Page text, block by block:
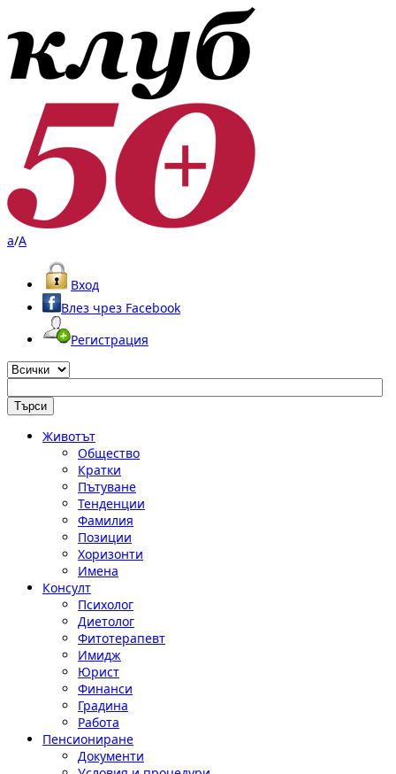
a/A
Вход
Влез чрез Facebook
Регистрация
Животът
Общество
Кратки
Пътуване
Тенденции
Фамилия
Позиции
Хоризонти
Имена
Консулт
Психолог
Диетолог
Фитотерапевт
Имидж
Юрист
Финанси
Градина
Работа
Пенсиониране
Документи